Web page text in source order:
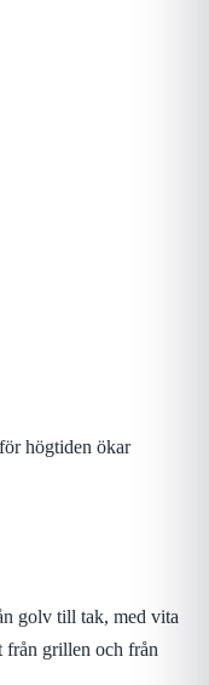
högtiden ökar
golv till tak, med vita
från grillen och från